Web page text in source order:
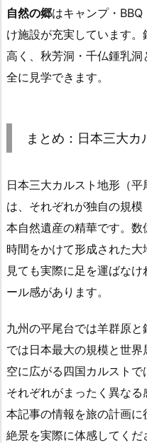
自然の郷はキャンプ・
け施設が充実しています
高く、秋芳洞・千仏鍾乳
全に見学できます。
まとめ：日本三大
日本三大カルスト地形（平
は、それぞれが独自の規
本自然遺産の精華です。
時間をかけて形成された
見ても実際に足を運ばな
ール感があります。
九州の平尾台では羊群原
では日本最大の規模と世
空に広がる四国カルストで
それぞれがまったく異な
本記事の情報を旅の計画
絶景を実際に体感してくだ